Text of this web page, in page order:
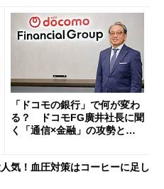
「ドコモの銀行」で何が変わ
る？ ドコモFG廣井社長に聞
く「通信×金融」の攻勢とグ
気！血圧対策はコーヒーに足し